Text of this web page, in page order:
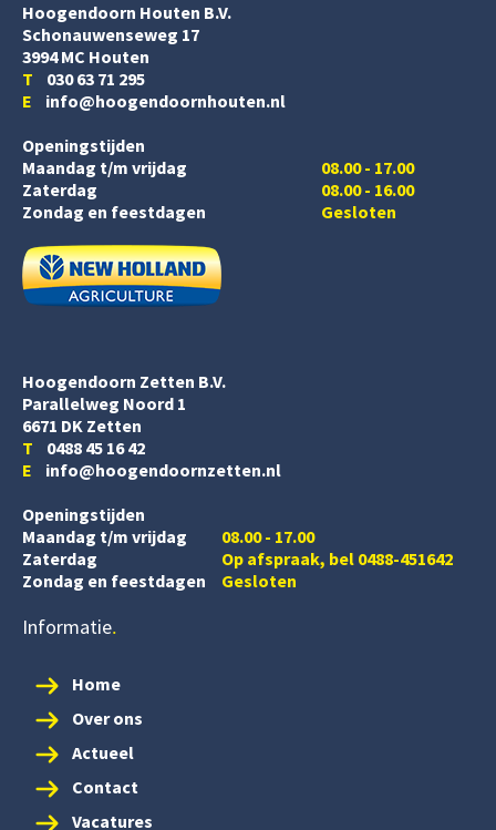
Hoogendoorn Houten B.V.
Schonauwenseweg 17
3994 MC Houten
T 030 63 71 295
E info@hoogendoornhouten.nl
Openingstijden
Maandag t/m vrijdag
Zaterdag
08.00 - 17.00
08.00 - 16.00
Zondag en feestdagen
Gesloten
Hoogendoorn Zetten B.V.
Parallelweg Noord 1
6671 DK Zetten
T 0488 45 16 42
E info@hoogendoornzetten.nl
Openingstijden
Maandag t/m vrijdag
08.00 - 17.00
Zaterdag
Op afspraak, bel 0488-451642
Zondag en feestdagen
Gesloten
Informatie
Home
Over ons
Actueel
Contact
Vacatures